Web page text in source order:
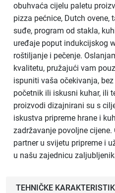
obuhvaća cijelu paletu
pizza pećnice, Dutch ovene,
suđe, program od stakla,
uređaje poput indukcijskog
roštiljanje i pečenje.
kvalitetu, pružajući vam
ispuniti vaša očekivanja,
početnik ili iskusni kuhar, ili
proizvodi dizajnirani su s
iskustva pripreme hrane i
zadržavanje povoljne
partner u svijetu pripreme i
u našu zajednicu
TEHNIČKE